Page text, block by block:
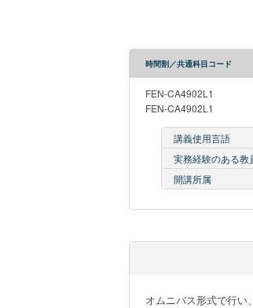
時間割／共通科目コード
FEN-CA4902L1
FEN-CA4902L1
講義使用言語
実務経験のある教
開講所属
オムニバス形式で行い